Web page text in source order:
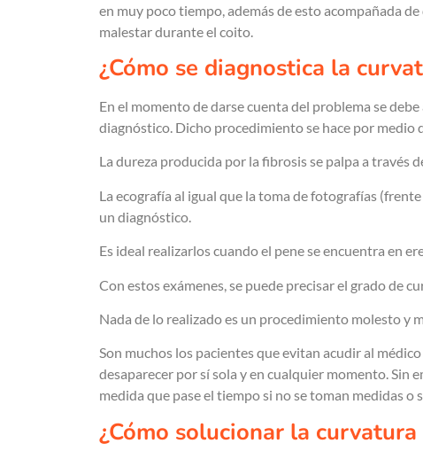
en muy poco tiempo, además de esto acompañada
malestar durante el coito.
¿Cómo se diagnostica la
En el momento de darse cuenta del problema se
diagnóstico. Dicho procedimiento se hace por medio
La dureza producida por la fibrosis se palpa a través
La ecografía al igual que la toma de fotografías
un diagnóstico.
Es ideal realizarlos cuando el pene se encuentra en
Con estos exámenes, se puede precisar el grado de
Nada de lo realizado es un procedimiento molesto y
Son muchos los pacientes que evitan acudir al
desaparecer por sí sola y en cualquier momento. Sin
medida que pase el tiempo si no se toman medidas o
¿Cómo solucionar la curvatura